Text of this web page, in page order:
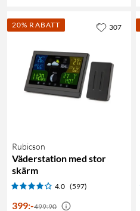
20% RABATT
Rubicson
Väderstation med stor
skärm
4.0 (597)
399:-499:90
307